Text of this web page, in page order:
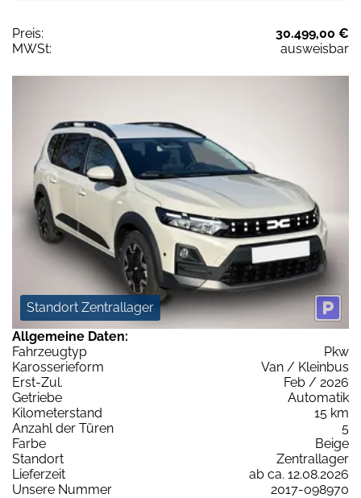
Preis:
30.499,00 €
MWSt:
ausweisbar
Standort Zentrallager
Allgemeine Daten:
Fahrzeugtyp
Pkw
Karosserieform
Van / Kleinbus
Erst-Zul.
Feb / 2026
Getriebe
Automatik
Kilometerstand
15 km
Anzahl der Türen
5
Farbe
Beige
Standort
Zentrallager
Lieferzeit
ab ca. 12.08.2026
Unsere Nummer
2017-098970